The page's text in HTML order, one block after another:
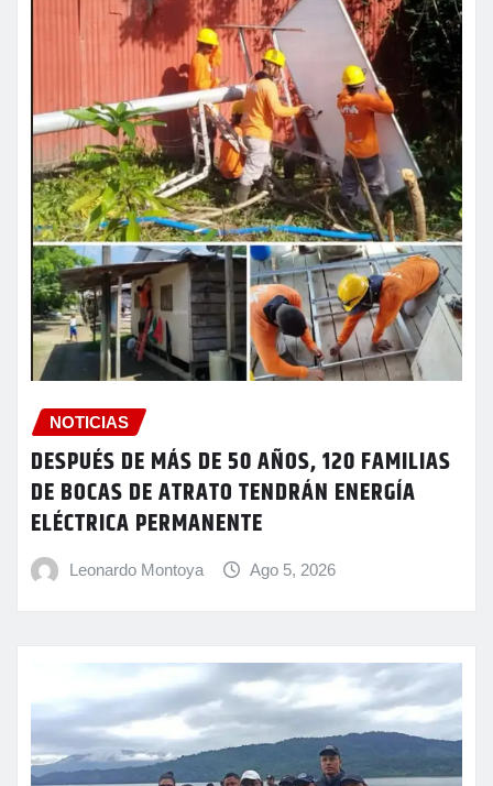
NOTICIAS
DESPUÉS DE MÁS DE 50 AÑOS, 120 FAMILIAS
DE BOCAS DE ATRATO TENDRÁN ENERGÍA
ELÉCTRICA PERMANENTE
Leonardo Montoya Ago 5, 2026